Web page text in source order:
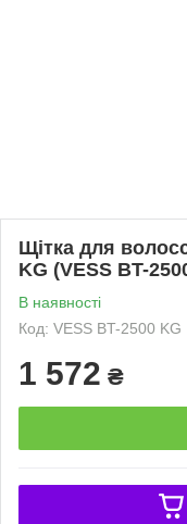
Щітка для
KG (VESS BT-
В наявності
Код: VESS BT-2500 KG
1 572 ₴